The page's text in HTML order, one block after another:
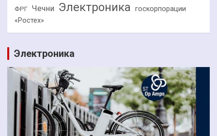
ФРГ Чечни Электроника госкорпорации
«Ростех»
Электроника